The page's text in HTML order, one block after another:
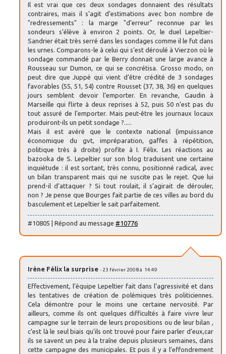
Il est vrai que ces deux sondages donnaient des résultats
contraires, mais il s’agit d’estimations avec bon nombre de
"redressements" : la marge "d’erreur" reconnue par les
sondeurs s’élève à environ 2 points. Or, le duel Lepeltier-
Sandrier était très serré dans les sondages comme il le fut dans
les urnes. Comparons-le à celui qui s’est déroulé à Vierzon où le
sondage commandé par le Berry donnait une large avance à
Rousseau sur Dumon, ce qui se concrétisa. Grosso modo, on
peut dire que Juppé qui vient d’être crédité de 3 sondages
favorables (55, 51, 54) contre Rousset (37, 38, 36) en quelques
jours semblent devoir l’emporter. En revanche, Gaudin à
Marseille qui flirte à deux reprises à 52, puis 50 n’est pas du
tout assuré de l’emporter. Mais peut-être les journaux locaux
produiront-ils un petit sondage ?.....
Mais il est avéré que le contexte national (impuissance
économique du gvt, impréparation, gaffes à répétition,
politique très à droite) profite à I. Félix. Les réactions au
bazooka de S. Lepeltier sur son blog traduisent une certaine
inquiétude : il est sortant, très connu, positionné radical, avec
un bilan transparent mais qui ne suscite pas le rejet. Que lui
prend-il d’attaquer ? Si tout roulait, il s’agirait de dérouler,
non ? Je pense que Bourges fait partie de ces villes au bord du
basculement et Lepeltier le sait parfaitement.
#10805 | Répond au message #10776
Irène Félix la surprise - 23 février 2008 à 14:49
Effectivement, l’équipe Lepeltier fait dans l’agressivité et dans
les tentatives de création de polémiques très politiciennes.
Cela démontre pour le moins une certaine nervosité. Par
ailleurs, comme ils ont quelques difficultés à faire vivre leur
campagne sur le terrain de leurs propositions ou de leur bilan ,
c’est là le seul biais qu’ils ont trouvé pour faire parler d’eux,car
ils se savent un peu à la traîne depuis plusieurs semaines, dans
cette campagne des municipales. Et puis il y a l’effondrement